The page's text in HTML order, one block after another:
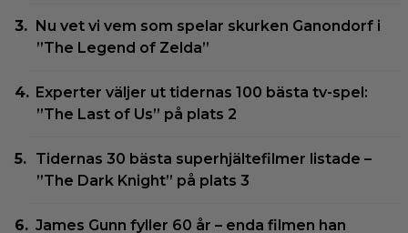
Nu vet vi vem som spelar skurken Ganondorf i
”The Legend of Zelda”
Experter väljer ut tidernas 100 bästa tv-spel:
”The Last of Us” på plats 2
Tidernas 30 bästa superhjältefilmer listade –
”The Dark Knight” på plats 3
James Gunn fyller 60 år – enda filmen han